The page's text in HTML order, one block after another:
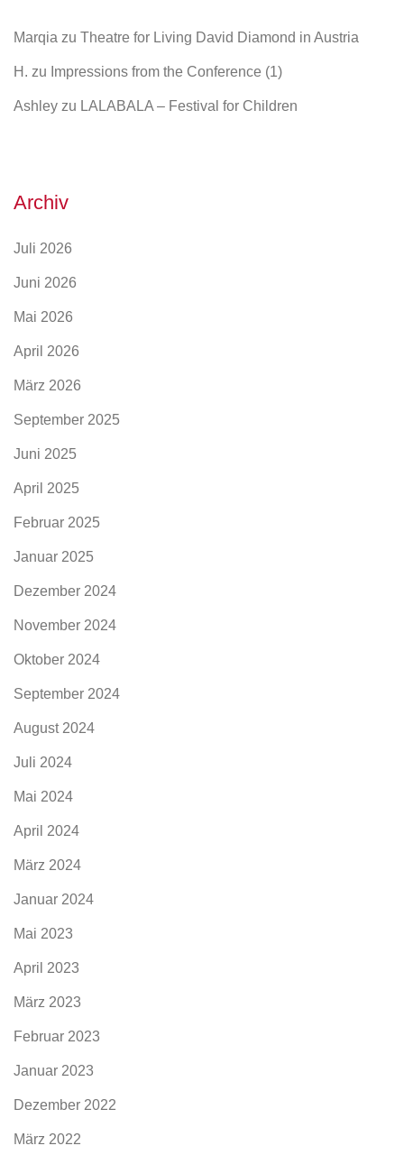
Marqia zu Theatre for Living David Diamond in Austria
H. zu Impressions from the Conference (1)
Ashley zu LALABALA – Festival for Children
Archiv
Juli 2026
Juni 2026
Mai 2026
April 2026
März 2026
September 2025
Juni 2025
April 2025
Februar 2025
Januar 2025
Dezember 2024
November 2024
Oktober 2024
September 2024
August 2024
Juli 2024
Mai 2024
April 2024
März 2024
Januar 2024
Mai 2023
April 2023
März 2023
Februar 2023
Januar 2023
Dezember 2022
März 2022